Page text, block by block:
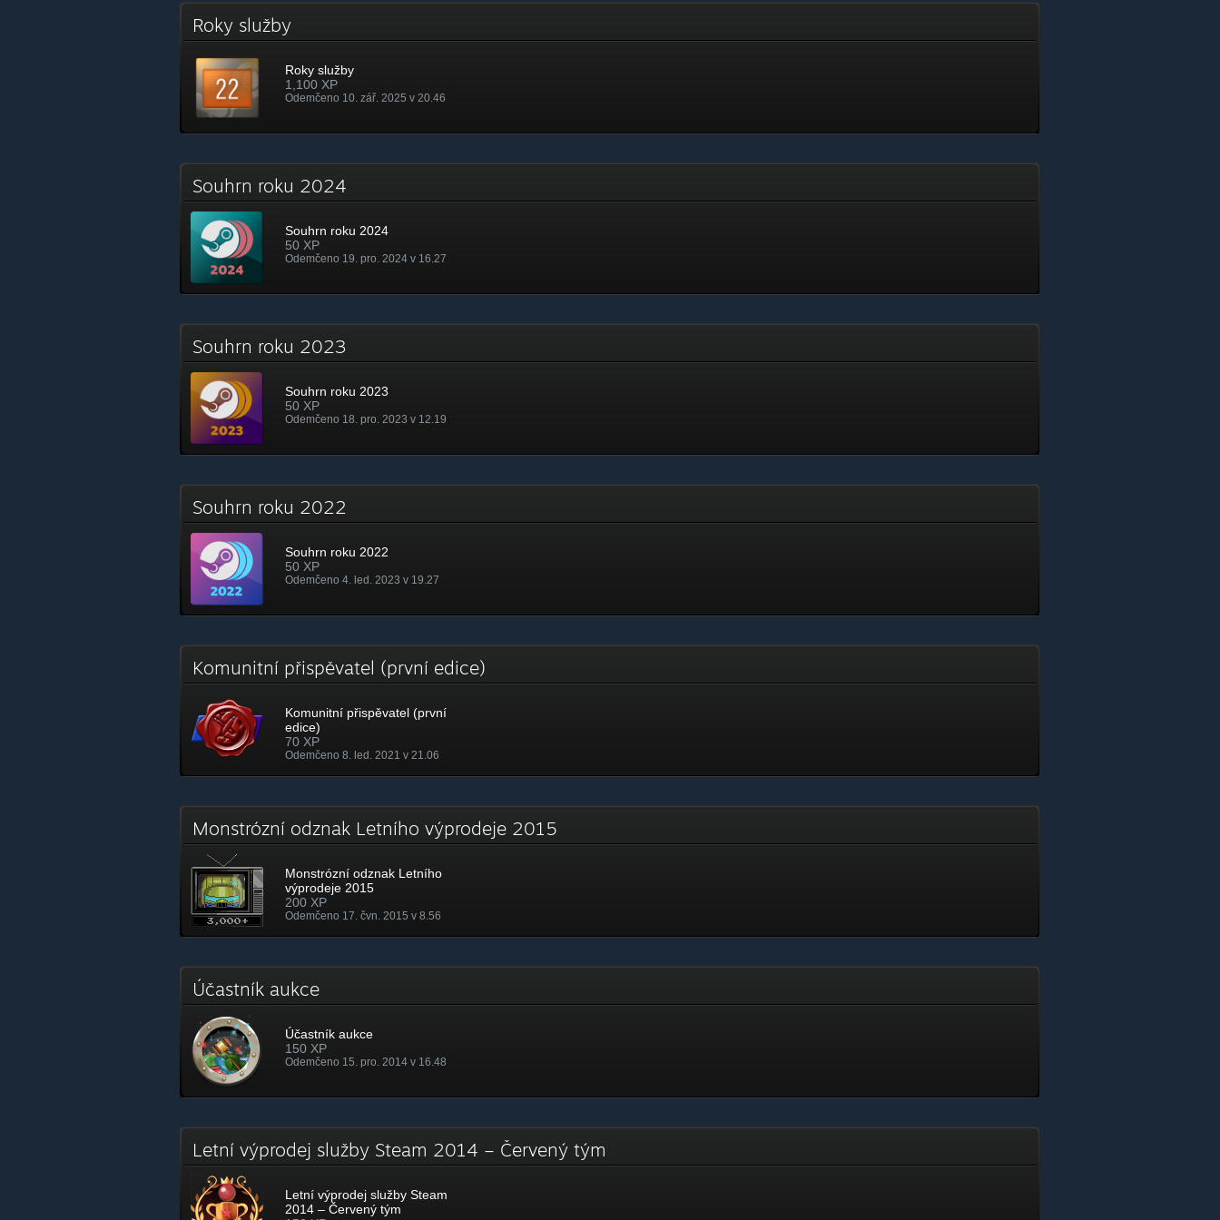
Roky služby
Roky služby
1,100 XP
Odemčeno 10. zář. 2025 v 20.46
Souhrn roku 2024
Souhrn roku 2024
50 XP
Odemčeno 19. pro. 2024 v 16.27
Souhrn roku 2023
Souhrn roku 2023
50 XP
Odemčeno 18. pro. 2023 v 12.19
Souhrn roku 2022
Souhrn roku 2022
50 XP
Odemčeno 4. led. 2023 v 19.27
Komunitní přispěvatel (první edice)
Komunitní přispěvatel (první
edice)
70 XP
Odemčeno 8. led. 2021 v 21.06
Monstrózní odznak Letního výprodeje 2015
Monstrózní odznak Letního
výprodeje 2015
200 XP
Odemčeno 17. čvn. 2015 v 8.56
Účastník aukce
Účastník aukce
150 XP
Odemčeno 15. pro. 2014 v 16.48
Letní výprodej služby Steam 2014 – Červený tým
Letní výprodej služby Steam
2014 – Červený tým